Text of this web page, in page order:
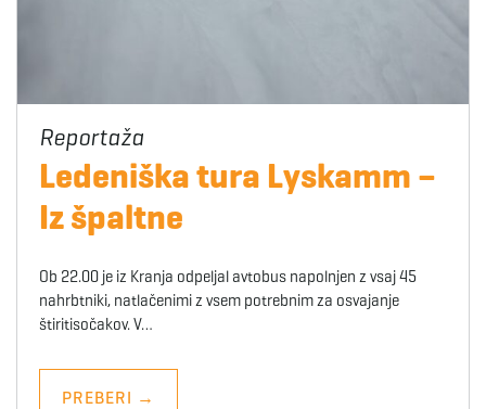
Ledeniška tura Lyskamm –
Iz špaltne
Ob 22.00 je iz Kranja odpeljal avtobus napolnjen z vsaj 45
nahrbtniki, natlačenimi z vsem potrebnim za osvajanje
štiritisočakov. V…
PREBERI →